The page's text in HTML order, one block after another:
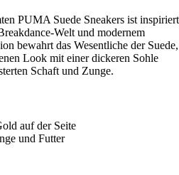
PUMA Suede Sneakers ist inspiriert
Welt und modernem
bewahrt das Wesentliche der Suede,
Look mit einer dickeren Sohle
Schaft und Zunge.
auf der Seite
und Futter